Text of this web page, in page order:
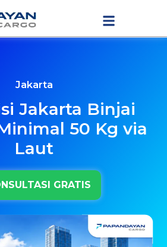
Jakarta
Jakarta Binjai
50 Kg via
Laut
GRATIS